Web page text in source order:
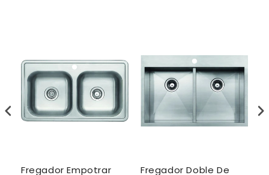
Fregador Empotrar Fregador Doble De